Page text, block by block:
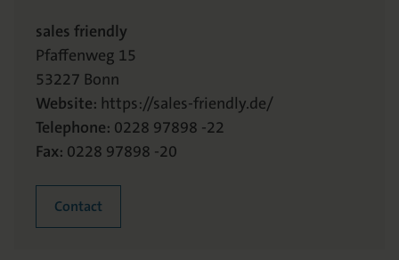
sales friendly
Pfaffenweg 15
53227 Bonn
Website: https://sales-friendly.de/
Telephone: 0228 97898 -22
Fax: 0228 97898 -20
Contact